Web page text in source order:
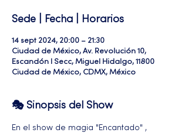
Sede | Fecha | Horarios
14 sept 2024, 20:00 – 21:30
Ciudad de México, Av. Revolución 10,
Escandón I Secc, Miguel Hidalgo, 11800
Ciudad de México, CDMX, México
🎭 Sinopsis del Show
En el show de magia "Encantado" ,